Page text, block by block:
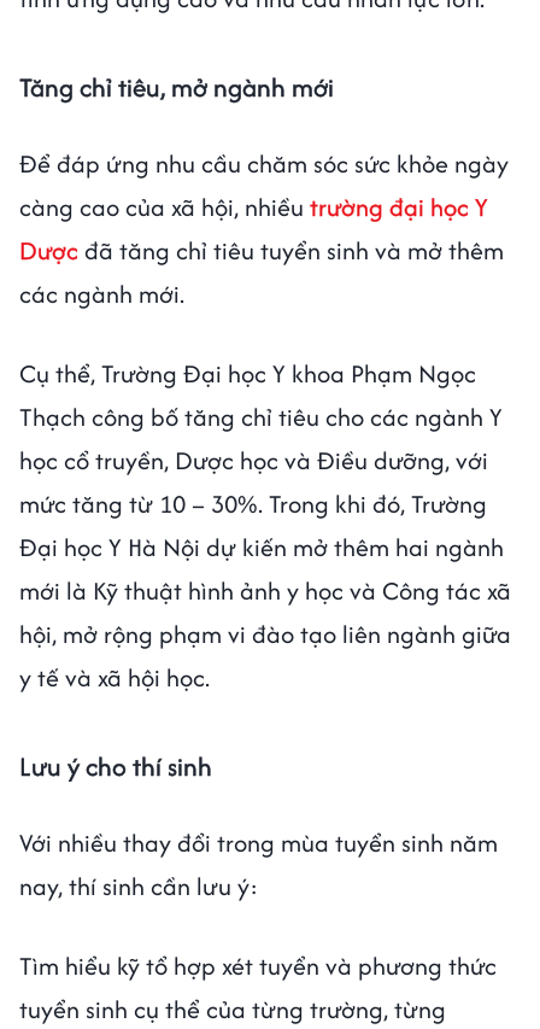
Tăng chỉ tiêu, mở ngành mới
Để đáp ứng nhu cầu chăm sóc sức khỏe ngày
càng cao của xã hội, nhiều trường đại học Y
Dượcđã tăng chỉ tiêu tuyển sinh và mở thêm
các ngành mới.
Cụ thể, Trường Đại học Y khoa Phạm Ngọc
Thạch công bố tăng chỉ tiêu cho các ngành Y
học cổ truyền, Dược học và Điều dưỡng, với
mức tăng từ 10 – 30%. Trong khi đó, Trường
Đại học Y Hà Nội dự kiến mở thêm hai ngành
mới là Kỹ thuật hình ảnh y học và Công tác xã
hội, mở rộng phạm vi đào tạo liên ngành giữa
y tế và xã hội học.
Lưu ý cho thí sinh
Với nhiều thay đổi trong mùa tuyển sinh năm
nay, thí sinh cần lưu ý:
Tìm hiểu kỹ tổ hợp xét tuyển và phương thức
tuyển sinh cụ thể của từng trường, từng